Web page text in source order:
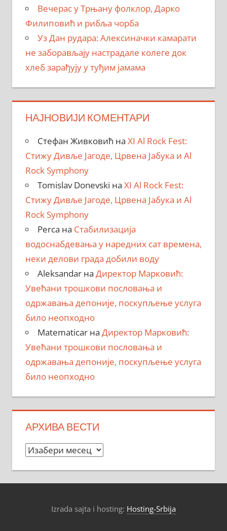
Вечерас у Трњану фолклор, Дарко
Филиповић и рибља чорба
Уз Дан рудара: Алексиначки камарати
не заборављају настрадале колеге док
хлеб зарађују у туђим јамама
НАЈНОВИЈИ КОМЕНТАРИ
Стефан Живковић на XI Al Rock Fest:
Стижу Дивље Јагоде, Црвена Јабука и Al
Rock Symphony
Tomislav Donevski на XI Al Rock Fest:
Стижу Дивље Јагоде, Црвена Јабука и Al
Rock Symphony
Perca на Стабилизација
водоснабдевања у наредних сат времена,
неки делови града добили воду
Aleksandarна Директор Марковић:
Увећани трошкови пословања и
одржавања депоније, поскупљење услуга
било неопходно
Matematicarна Директор Марковић:
Увећани трошкови пословања и
одржавања депоније, поскупљење услуга
било неопходно
АРХИВА ВЕСТИ
Архива
Izrada sajta i hosting: Hosting-Srbija